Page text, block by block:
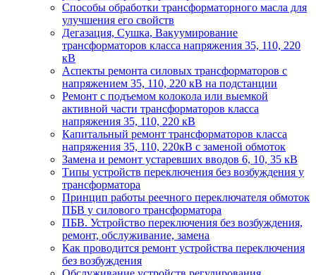
Способы обработки трансформаторного масла для
улучшения его свойств
Дегазация, Сушка, Вакуумирование
трансформаторов класса напряжения 35, 110, 220
кВ
Аспекты ремонта силовых трансформаторов с
напряжением 35, 110, 220 кВ на подстанции
Ремонт с подъемом колокола или выемкой
активной части трансформаторов класса
напряжения 35, 110, 220 кВ
Капитальный ремонт трансформаторов класса
напряжения 35, 110, 220кВ с заменой обмоток
Замена и ремонт устаревших вводов 6, 10, 35 кВ
Типы устройств переключения без возбуждения у
трансформатора
Принцип работы реечного переключателя обмоток
ПБВ у силового трансформатора
ПБВ. Устройство переключения без возбуждения,
ремонт, обслуживание, замена
Как проводится ремонт устройства переключения
без возбуждения